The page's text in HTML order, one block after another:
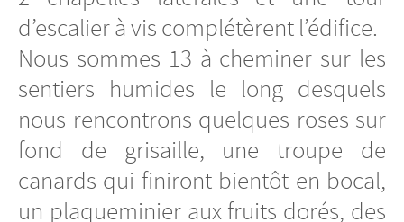
d’escalier à vis complétèrent l’édifice.
Nous sommes 13 à cheminer sur les
sentiers humides le long desquels
nous rencontrons quelques roses sur
fond de grisaille, une troupe de
canards qui finiront bientôt en bocal,
un plaqueminier aux fruits dorés, des